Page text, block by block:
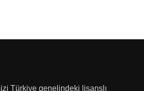
Türkiye genelindeki lisanslı